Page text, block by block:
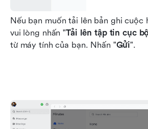
Nếu bạn muốn tải lên bản ghi cuộc
vui lòng nhấn "Tải lên tập tin cục
từ máy tính của bạn. Nhấn "Gửi".